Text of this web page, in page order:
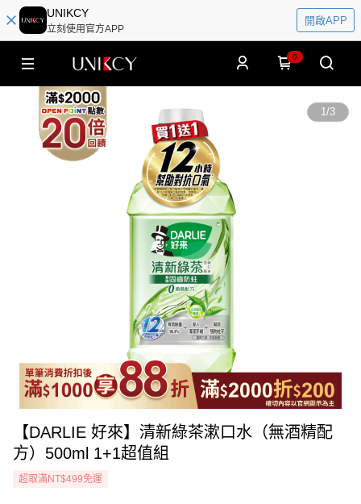
UNIKCY
立刻使用官方APP
開啟APP
0
1/3
【DARLIE 好來】清新綠茶漱口水（無酒精配
方）500ml 1+1超值組
超取滿NT$499免運